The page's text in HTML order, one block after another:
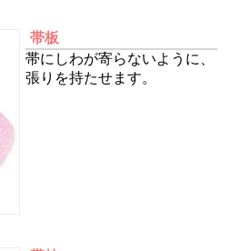
帯板
帯にしわが寄らないように、
張りを持たせます。